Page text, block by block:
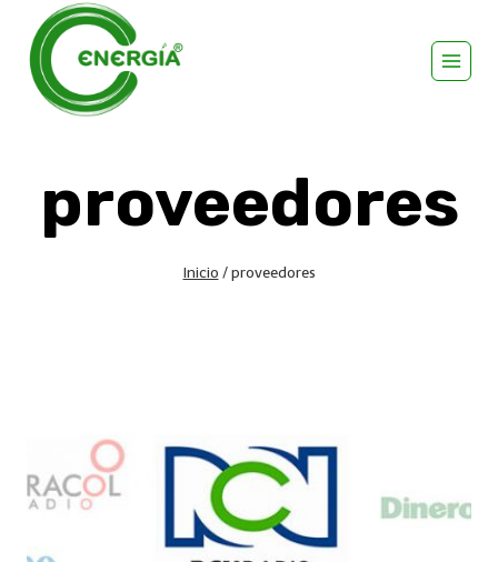
proveedores
Inicio / proveedores